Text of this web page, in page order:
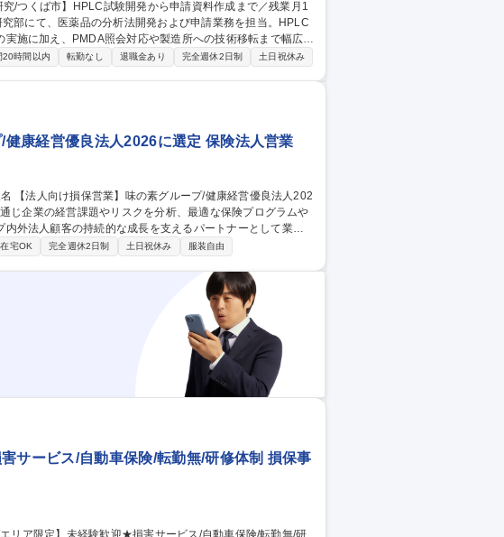
施に加え、PMDA照会対応や製造所への技術移転まで幅広く
開発から申
20時間以内 転勤なし 退職金あり 完全週休2日制 土日祝休み
健康経営優良法人2026に選定 保険法人営業
外法人顧客の持続的な成長を支えるパートナーとして業務
在宅OK 完全週休2日制 土日祝休み 服装自由
サービス/自動車保険/転勤無/研修体制 損保事